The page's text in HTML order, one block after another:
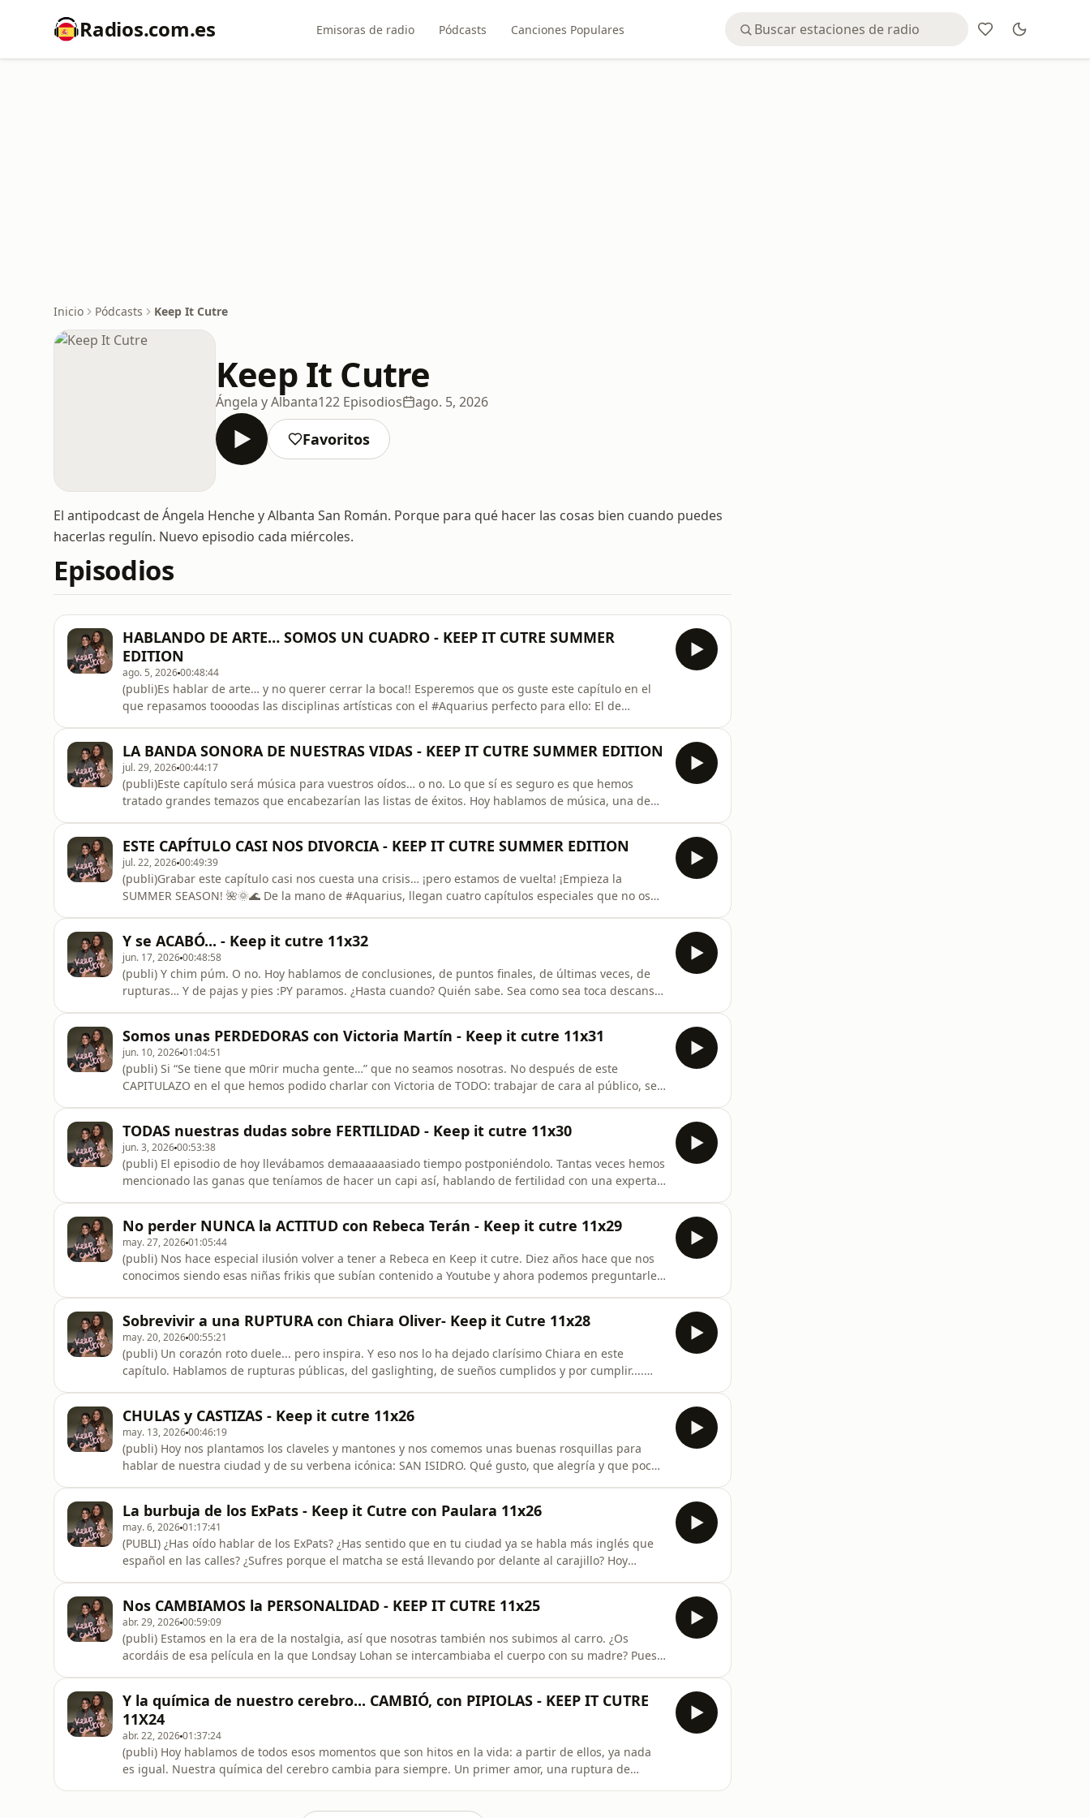
Radios.com.es Emisoras de radio Pódcasts Canciones Populares
Inicio Pódcasts Keep It Cutre
Keep It Cutre
Ángela y Albanta122 Episodios ago. 5, 2026
Favoritos
El antipodcast de Ángela Henche y Albanta San Román. Porque para qué hacer las cosas bien cuando puedes
hacerlas regulín. Nuevo episodio cada miércoles.
Episodios
HABLANDO DE ARTE… SOMOS UN CUADRO - KEEP IT CUTRE SUMMER
EDITION
ago. 5, 202600:48:44
(publi)Es hablar de arte… y no querer cerrar la boca!! Esperemos que os guste este capítulo en el
que repasamos toooodas las disciplinas artísticas con el #Aquarius perfecto para ello: El de
LA BANDA SONORA DE NUESTRAS VIDAS - KEEP IT CUTRE SUMMER EDITION
jul. 29, 202600:44:17
(publi)Este capítulo será música para vuestros oídos… o no. Lo que sí es seguro es que hemos
tratado grandes temazos que encabezarían las listas de éxitos. Hoy hablamos de música, una de
Aquarius 🌟 Hoy brindamos con la lata edición limitada de Dani Fernandez, de Aquarius de limón!!
Un clásico imperdible!! #Aqua
ESTE CAPÍTULO CASI NOS DIVORCIA - KEEP IT CUTRE SUMMER EDITION
jul. 22, 202600:49:39
(publi)Grabar este capítulo casi nos cuesta una crisis… ¡pero estamos de vuelta! ¡Empieza la
SUMMER SEASON! 🌺🌞🌊 De la mano de #Aquarius, llegan cuatro capítulos especiales que no os
retos y momentos por delante. Por eso, este primer episodio cuenta con los nuevos Aquarius Extra,
con vitaminas B y ginseng
Y se ACABÓ... - Keep it cutre 11x32
jun. 17, 202600:48:58
(publi) Y chim púm. O no. Hoy hablamos de conclusiones, de puntos finales, de últimas veces, de
rupturas… Y de pajas y pies :PY paramos. ¿Hasta cuando? Quién sabe. Sea como sea toca descansar
Somos unas PERDEDORAS con Victoria Martín - Keep it cutre 11x31
jun. 10, 202601:04:51
(publi) Si “Se tiene que m0rir mucha gente…” que no seamos nosotras. No después de este
CAPITULAZO en el que hemos podido charlar con Victoria de TODO: trabajar de cara al público, ser
encante.Gracias Mahou por
TODAS nuestras dudas sobre FERTILIDAD - Keep it cutre 11x30
jun. 3, 202600:53:38
(publi) El episodio de hoy llevábamos demaaaaaasiado tiempo postponiéndolo. Tantas veces hemos
mencionado las ganas que teníamos de hacer un capi así, hablando de fertilidad con una experta…
de hoy. Ojalá,
No perder NUNCA la ACTITUD con Rebeca Terán - Keep it cutre 11x29
may. 27, 202601:05:44
(publi) Nos hace especial ilusión volver a tener a Rebeca en Keep it cutre. Diez años hace que nos
conocimos siendo esas niñas frikis que subían contenido a Youtube y ahora podemos preguntarle
Sobrevivir a una RUPTURA con Chiara Oliver- Keep it Cutre 11x28
may. 20, 202600:55:21
(publi) Un corazón roto duele... pero inspira. Y eso nos lo ha dejado clarísimo Chiara en este
capítulo. Hablamos de rupturas públicas, del gaslighting, de sueños cumplidos y por cumplir....
CHULAS y CASTIZAS - Keep it cutre 11x26
may. 13, 202600:46:19
(publi) Hoy nos plantamos los claveles y mantones y nos comemos unas buenas rosquillas para
hablar de nuestra ciudad y de su verbena icónica: SAN ISIDRO. Qué gusto, que alegría y que poco
La burbuja de los ExPats - Keep it Cutre con Paulara 11x26
may. 6, 202601:17:41
(PUBLI) ¿Has oído hablar de los ExPats? ¿Has sentido que en tu ciudad ya se habla más inglés que
español en las calles? ¿Sufres porque el matcha se está llevando por delante al carajillo? Hoy
nosotras.
Nos CAMBIAMOS la PERSONALIDAD - KEEP IT CUTRE 11x25
abr. 29, 202600:59:09
(publi) Estamos en la era de la nostalgia, así que nosotras también nos subimos al carro. ¿Os
acordáis de esa película en la que Londsay Lohan se intercambiaba el cuerpo con su madre? Pues
cuerpo de la otra? Hoy lo descubrimos.Esperemos que os guste mucho.Gracias Mahou por
patrocinar este episodio ✨
Y la química de nuestro cerebro... CAMBIÓ, con PIPIOLAS - KEEP IT CUTRE
11X24
abr. 22, 202601:37:24
(publi) Hoy hablamos de todos esos momentos que son hitos en la vida: a partir de ellos, ya nada
es igual. Nuestra química del cerebro cambia para siempre. Un primer amor, una ruptura de